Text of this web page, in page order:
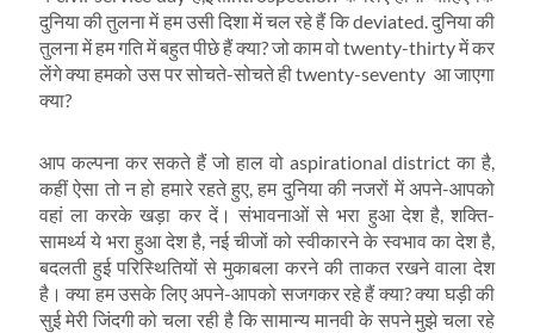
दुनिया की तुलना में हम उसी दिशा में चल रहे हैं कि deviated. दुनिया की
तुलना में हम गति में बहुत पीछे हैं क्‍या? जो काम वो twenty-thirty में कर
लेंगे क्‍या हमको उस पर सोचते-सोचते ही twenty-seventy आ जाएगा
क्‍या?
आप कल्‍पना कर सकते हैं जो हाल वो aspirational district का है,
कहीं ऐसा तो न हो हमारे रहते हुए, हम दुनिया की नजरों में अपने-आपको
वहां ला करके खड़ा कर दें। संभावनाओं से भरा हुआ देश है, शक्ति-
सामर्थ्‍य ये भरा हुआ देश है, नई चीजों को स्‍वीकारने के स्‍वभाव का देश है,
बदलती हुई परिस्थितियों से मुकाबला करने की ताकत रखने वाला देश
है। क्‍या हम उसके लिए अपने-आपको सजगकर रहे हैं क्‍या? क्‍या घड़ी की
सुई मेरी जिंदगी को चला रही है कि सामान्‍य मानवी के सपने मुझे चला रहे